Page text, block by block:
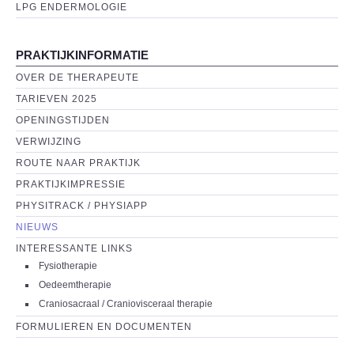
LPG ENDERMOLOGIE
PRAKTIJKINFORMATIE
OVER DE THERAPEUTE
TARIEVEN 2025
OPENINGSTIJDEN
VERWIJZING
ROUTE NAAR PRAKTIJK
PRAKTIJKIMPRESSIE
PHYSITRACK / PHYSIAPP
NIEUWS
INTERESSANTE LINKS
Fysiotherapie
Oedeemtherapie
Craniosacraal / Craniovisceraal therapie
FORMULIEREN EN DOCUMENTEN